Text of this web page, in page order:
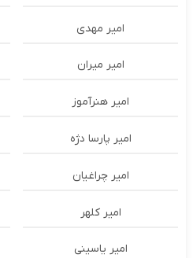
امیر مهدی
امیر میران
امیر هنرآموز
امیر پارسا دژه
امیر چراغیان
امیر کلهر
امیر یاسینی